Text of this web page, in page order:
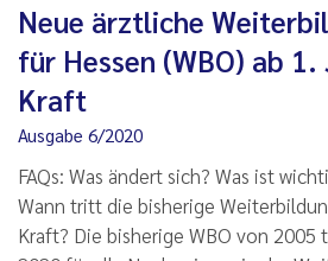
Neue ärztliche
für Hessen (WBO) ab
Kraft
Ausgabe 6/2020
FAQs: Was ändert sich? Was ist
Wann tritt die bisherige
Kraft? Die bisherige WBO von 2005